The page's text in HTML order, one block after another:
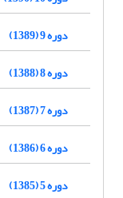
دوره 9 (1389)
دوره 8 (1388)
دوره 7 (1387)
دوره 6 (1386)
دوره 5 (1385)